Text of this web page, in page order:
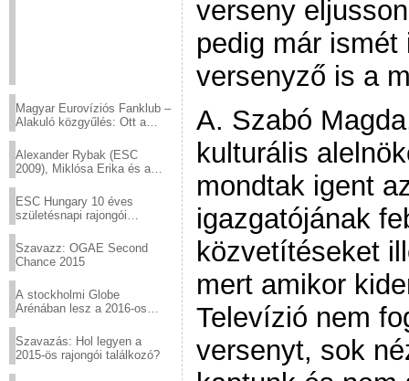
Magyar Eurovíziós Fanklub –
Alakuló közgyűlés: Ott a
Alexander Rybak (ESC
2009), Miklósa Erika és a
sztárjai a Margitszigeten
ESC Hungary 10 éves
születésnapi rajongói
Szavazz: OGAE Second
Chance 2015
A stockholmi Globe
Arénában lesz a 2016-os
Szavazás: Hol legyen a
2015-ös rajongói találkozó?
verseny
pedig már
versenyző is a
A. Szabó
kulturális
mondtak igent
igazgatójának
közvetítéseket
mert amikor
Televízió nem
versenyt, sok